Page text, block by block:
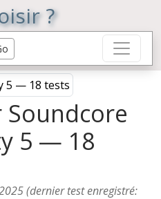
?
Soundcore
5 — 18
(dernier test enregistré: